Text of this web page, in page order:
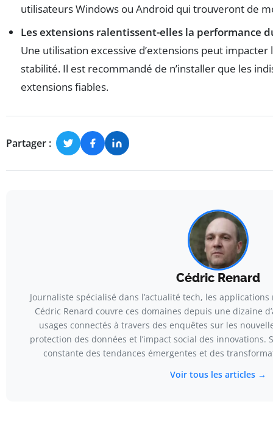
utilisateurs Windows ou Android qui trouveront de
Les extensions ralentissent-elles la performance
Une utilisation excessive d’extensions peut
stabilité. Il est recommandé de n’installer que les
extensions fiables.
Partager :
Cédric Renard
Journaliste spécialisé dans l’actualité tech, les
Cédric Renard couvre ces domaines depuis une dizaine
usages connectés à travers des enquêtes sur les
protection des données et l’impact social des innovations.
constante des tendances émergentes et des
Voir tous les articles →